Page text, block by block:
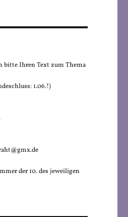
bitte Ihren Text zum Thema
1.06.!)
der 10. des jeweiligen